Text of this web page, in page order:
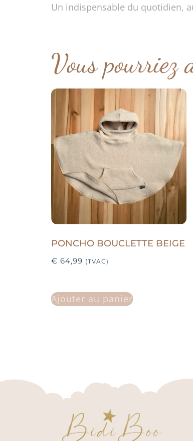
Un indispensable du quotidien,
Vous pourriez
PONCHO BOUCLETTE BEIGE
€ 64,99 (TVAC)
Ajouter au panier